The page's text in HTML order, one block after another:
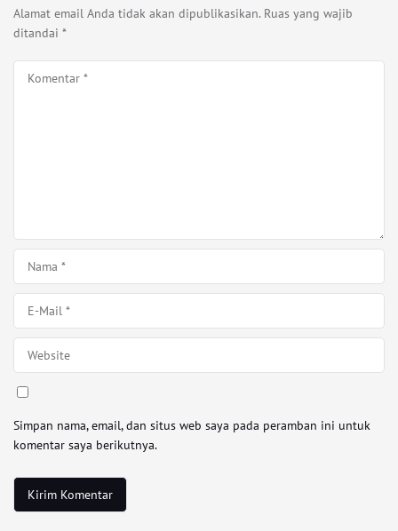
Alamat email Anda tidak akan dipublikasikan. Ruas yang wajib
ditandai *
Simpan nama, email, dan situs web saya pada peramban ini untuk
komentar saya berikutnya.